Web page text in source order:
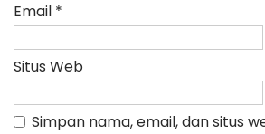
Email *
Situs Web
Simpan nama, email, dan situs